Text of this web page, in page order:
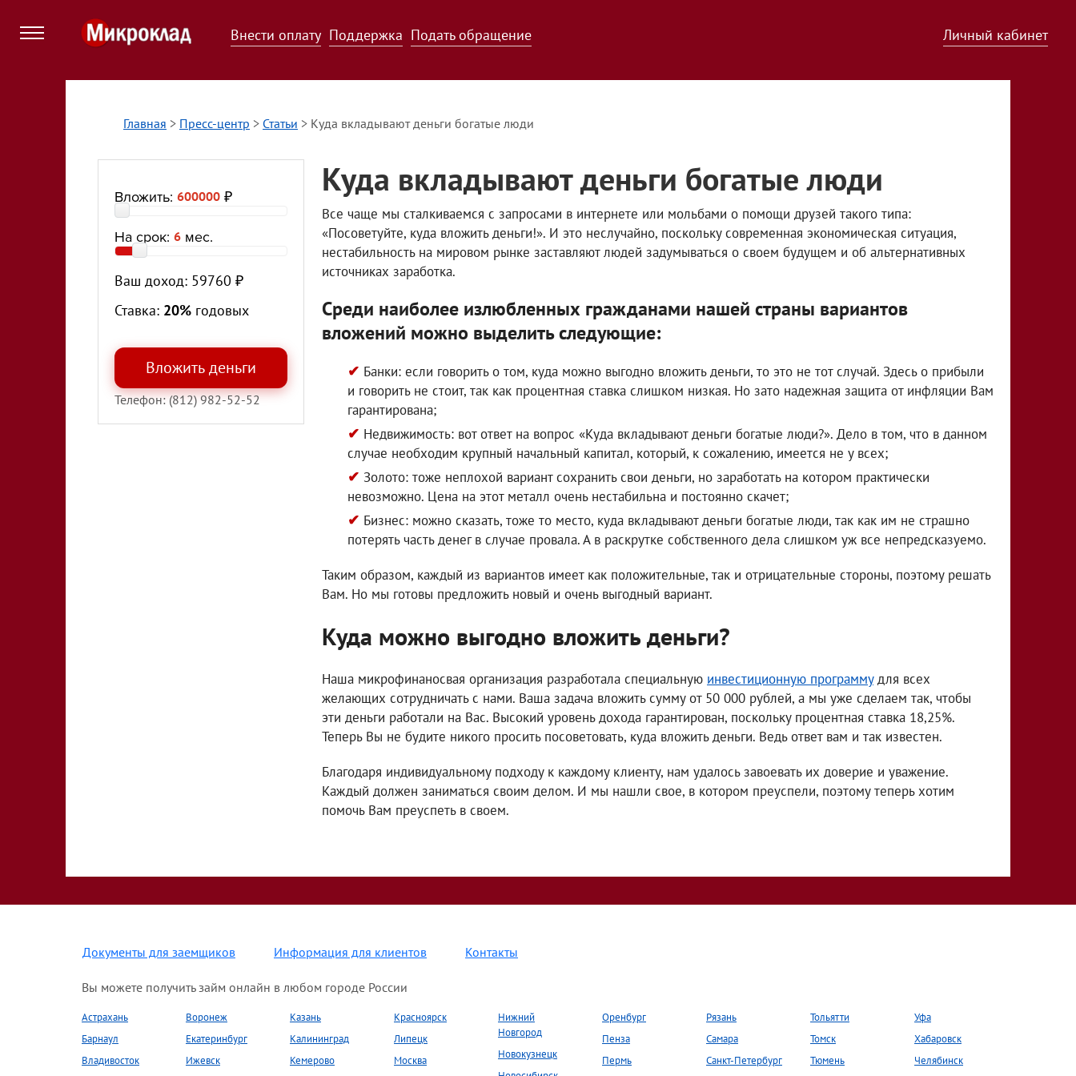
Внести оплату Поддержка Подать обращение Личный кабинет
Главная > Пресс-центр > Статьи > Куда вкладывают деньги богатые люди
Вложить: 600000 ₽
На срок: 6 мес.
Ваш доход: 59760 ₽
Ставка: 20% годовых
Телефон: (812) 982-52-52
Куда вкладывают деньги богатые люди
Все чаще мы сталкиваемся с запросами в интернете или мольбами о помощи друзей такого типа:
«Посоветуйте, куда вложить деньги!». И это неслучайно, поскольку современная экономическая ситуация,
нестабильность на мировом рынке заставляют людей задумываться о своем будущем и об альтернативных
источниках заработка.
Среди наиболее излюбленных гражданами нашей страны вариантов
вложений можно выделить следующие:
Банки: если говорить о том, куда можно выгодно вложить деньги, то это не тот случай. Здесь о прибыли
и говорить не стоит, так как процентная ставка слишком низкая. Но зато надежная защита от инфляции Вам
гарантирована;
Недвижимость: вот ответ на вопрос «Куда вкладывают деньги богатые люди?». Дело в том, что в данном
случае необходим крупный начальный капитал, который, к сожалению, имеется не у всех;
Золото: тоже неплохой вариант сохранить свои деньги, но заработать на котором практически
невозможно. Цена на этот металл очень нестабильна и постоянно скачет;
Бизнес: можно сказать, тоже то место, куда вкладывают деньги богатые люди, так как им не страшно
потерять часть денег в случае провала. А в раскрутке собственного дела слишком уж все непредсказуемо.
Таким образом, каждый из вариантов имеет как положительные, так и отрицательные стороны, поэтому решать
Вам. Но мы готовы предложить новый и очень выгодный вариант.
Куда можно выгодно вложить деньги?
Наша микрофинаносвая организация разработала специальную инвестиционную программудля всех
желающих сотрудничать с нами. Ваша задача вложить сумму от 50 000 рублей, а мы уже сделаем так, чтобы
эти деньги работали на Вас. Высокий уровень дохода гарантирован, поскольку процентная ставка 18,25%.
Теперь Вы не будите никого просить посоветовать, куда вложить деньги. Ведь ответ вам и так известен.
Благодаря индивидуальному подходу к каждому клиенту, нам удалось завоевать их доверие и уважение.
Каждый должен заниматься своим делом. И мы нашли свое, в котором преуспели, поэтому теперь хотим
помочь Вам преуспеть в своем.
Документы для заемщиков Информация для клиентов Контакты
Вы можете получить займ онлайн в любом городе России
Астрахань
Барнаул
Владивосток
Воронеж
Екатеринбург
Ижевск
Казань
Калининград
Кемерово
Красноярск
Липецк
Москва
Нижний
Новгород
Новокузнецк
Оренбург
Пенза
Пермь
Рязань
Самара
Санкт-Петербург
Тольятти
Томск
Тюмень
Уфа
Хабаровск
Челябинск